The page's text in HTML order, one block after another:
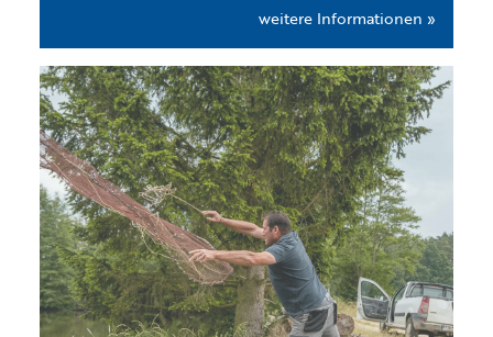
weitere Informationen »